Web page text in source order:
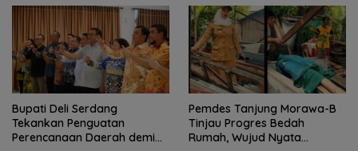
Bupati Deli Serdang
Tekankan Penguatan
Perencanaan Daerah demi
Pemdes Tanjung Morawa-B
Tinjau Progres Bedah
Rumah, Wujud Nyata